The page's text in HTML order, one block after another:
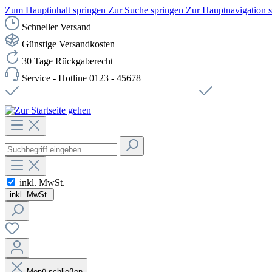
Zum Hauptinhalt springen Zur Suche springen Zur Hauptnavigation
Schneller Versand
Günstige Versandkosten
30 Tage Rückgaberecht
Service - Hotline 0123 - 45678
inkl. MwSt.
inkl. MwSt.